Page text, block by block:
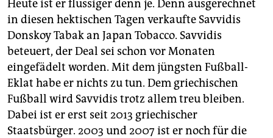
Heute ist er flüssiger denn je. Denn ausgerechnet
in diesen hektischen Tagen verkaufte Sav­vidis
Donskoy Tabak an Japan Tobacco. Savvidis
beteuert, der Deal sei schon vor Monaten
eingefädelt worden. Mit dem jüngsten Fußball-
Eklat habe er nichts zu tun. Dem griechischen
Fußball wird Savvidis trotz allem treu bleiben.
Dabei ist er erst seit 2013 griechischer
Staatsbürger. 2003 und 2007 ist er noch für die